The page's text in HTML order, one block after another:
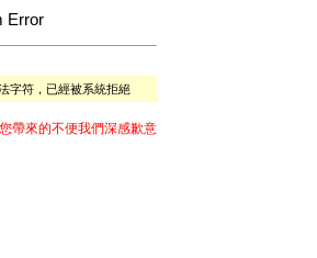
Error
字符，已經被系統拒絕
帶來的不便我們深感歉意